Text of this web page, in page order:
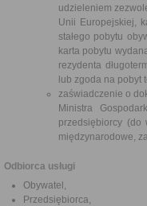
udzieleniem
Unii Europejskiej,
stałego pobytu
karta pobytu
rezydenta
lub zgoda na pobyt
zaświadczenie o
Ministra
przedsiębiorcy (do
międzynarodowe,
Odbiorca usługi
Obywatel,
Przedsiębiorca,